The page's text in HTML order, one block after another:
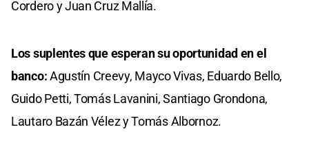
Cordero y Juan Cruz Mallía.
Los suplentes que esperan su oportunidad en el
banco:Agustín Creevy, Mayco Vivas, Eduardo Bello,
Guido Petti, Tomás Lavanini, Santiago Grondona,
Lautaro Bazán Vélez y Tomás Albornoz.